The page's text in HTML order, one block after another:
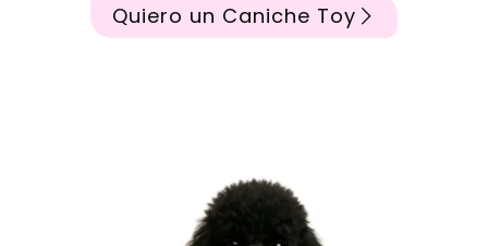
Quiero un Caniche Toy